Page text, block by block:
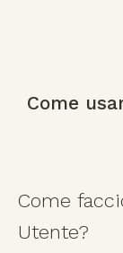
Come
Come
Utente?